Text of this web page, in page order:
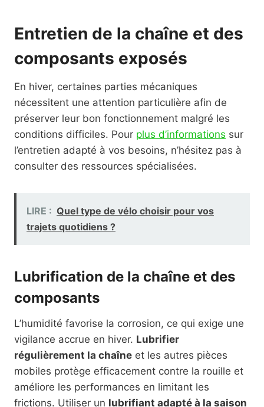
Entretien de la chaîne et des
composants exposés
En hiver, certaines parties mécaniques
nécessitent une attention particulière afin de
préserver leur bon fonctionnement malgré les
conditions difficiles. Pour plus d’informations sur
l’entretien adapté à vos besoins, n’hésitez pas à
consulter des ressources spécialisées.
LIRE : Quel type de vélo choisir pour vos
trajets quotidiens ?
Lubrification de la chaîne et des
composants
L’humidité favorise la corrosion, ce qui exige une
vigilance accrue en hiver. Lubrifier
régulièrement la chaîne et les autres pièces
mobiles protège efficacement contre la rouille et
améliore les performances en limitant les
frictions. Utiliser un lubrifiant adapté à la saison